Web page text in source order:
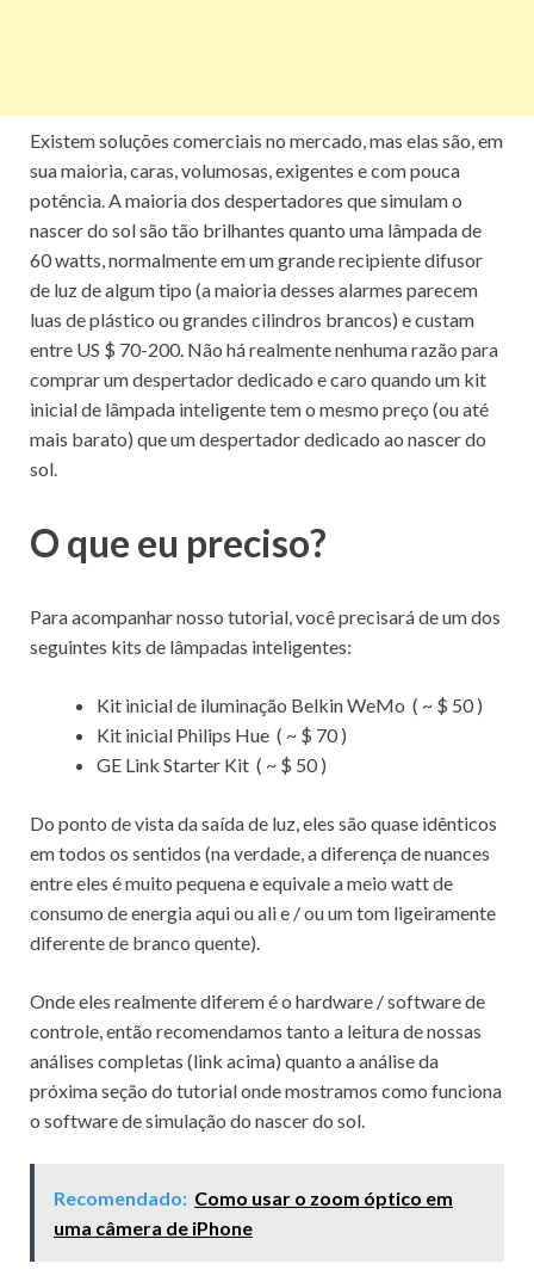
Existem soluções comerciais no mercado, mas elas são, em
sua maioria, caras, volumosas, exigentes e com pouca
potência.A maioria dos despertadores que simulam o
nascer do sol são tão brilhantes quanto uma lâmpada de
60 watts, normalmente em um grande recipiente difusor
de luz de algum tipo (a maioria desses alarmes parecem
luas de plástico ou grandes cilindros brancos) e custam
entre US $ 70-200. Não há realmente nenhuma razão para
comprar um despertador dedicado e caro quando um kit
inicial de lâmpada inteligente tem o mesmo preço (ou até
mais barato) que um despertador dedicado ao nascer do
sol.
O que eu preciso?
Para acompanhar nosso tutorial, você precisará de um dos
seguintes kits de lâmpadas inteligentes:
Kit inicial de iluminação Belkin WeMo ( ~ $ 50 )
Kit inicial Philips Hue ( ~ $ 70 )
GE Link Starter Kit ( ~ $ 50 )
Do ponto de vista da saída de luz, eles são quase idênticos
em todos os sentidos (na verdade, a diferença de nuances
entre eles é muito pequena e equivale a meio watt de
consumo de energia aqui ou ali e / ou um tom ligeiramente
diferente de branco quente).
Onde eles realmente diferem é o hardware / software de
controle, então recomendamos tanto a leitura de nossas
análises completas (link acima) quanto a análise da
próxima seção do tutorial onde mostramos como funciona
o software de simulação do nascer do sol.
Recomendado: Como usar o zoom óptico em
uma câmera de iPhone